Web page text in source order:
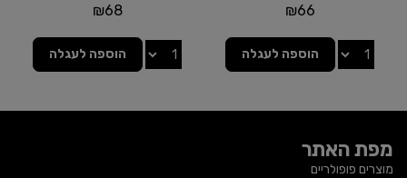
₪66
הוספה לעגלה
₪68
הוספה לעגלה
מפת האתר
מוצרים פופולריים